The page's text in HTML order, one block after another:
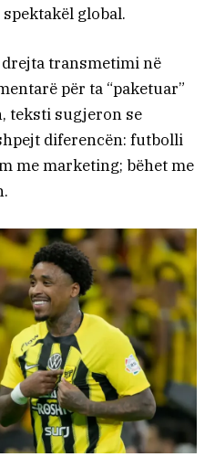
global.
transmetimi në
për ta “paketuar”
teksti sugjeron se
diferencën: futbolli
me marketing; bëhet me